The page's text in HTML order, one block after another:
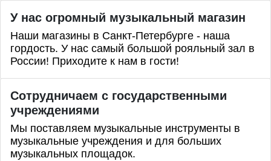
У нас огромный музыкальный магазин
Наши магазины в Санкт-Петербурге - наша
гордость. У нас самый большой рояльный зал в
России! Приходите к нам в гости!
Сотрудничаем с государственными
учреждениями
Мы поставляем музыкальные инструменты в
музыкальные учреждения и для больших
музыкальных площадок.